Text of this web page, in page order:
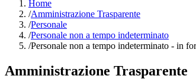
Home
/Amministrazione Trasparente
/Personale
/Personale non a tempo indeterminato
/Personale non a tempo indeterminato - in
Amministrazione Trasparente